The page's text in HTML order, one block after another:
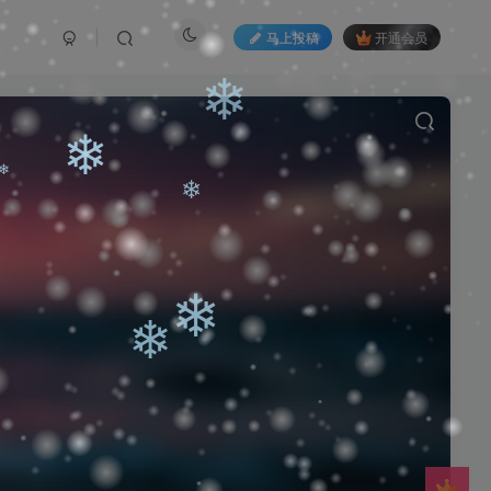
马上投稿 开通会员
❄❄
❄
❄
❄
❄